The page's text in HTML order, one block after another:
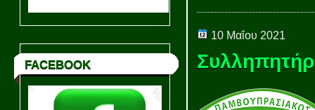
FACEBOOK
10 Μαΐου 2021